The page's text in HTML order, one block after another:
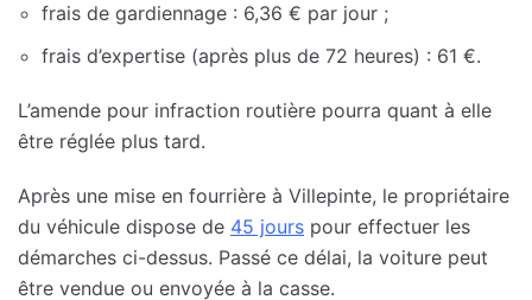
frais de gardiennage : 6,36 € par jour ;
frais d’expertise (après plus de 72 heures) : 61 €.
L’amende pour infraction routière pourra quant à elle
être réglée plus tard.
Après une mise en fourrière à Villepinte, le propriétaire
du véhicule dispose de 45 jours pour effectuer les
démarches ci-dessus. Passé ce délai, la voiture peut
être vendue ou envoyée à la casse.